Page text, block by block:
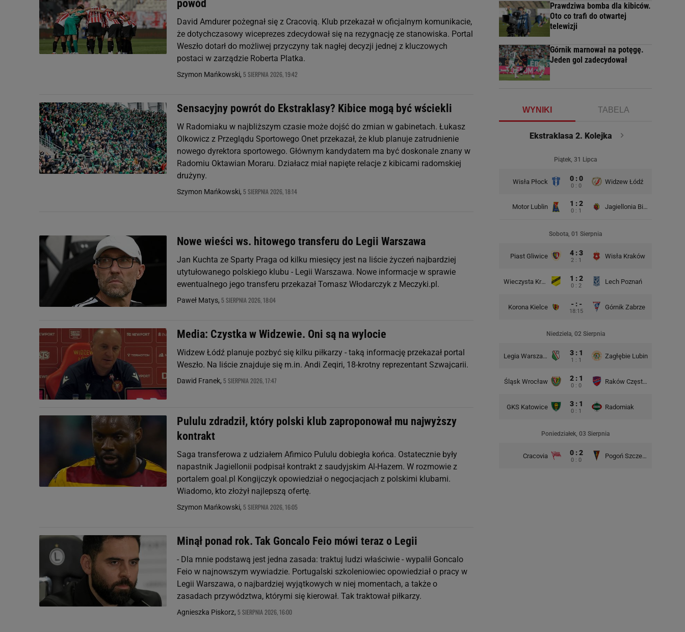
powód
David Amdurer pożegnał się z Cracovią. Klub przekazał w oficjalnym komunikacie,
że dotychczasowy wiceprezes zdecydował się na rezygnację ze stanowiska. Portal
Weszło dotarł do możliwej przyczyny tak nagłej decyzji jednej z kluczowych
postaci w zarządzie Roberta Platka.
Szymon Mańkowski, 5 SIERPNIA 2026, 19:42
Sensacyjny powrót do Ekstraklasy? Kibice mogą być wściekli
W Radomiaku w najbliższym czasie może dojść do zmian w gabinetach. Łukasz
Olkowicz z Przeglądu Sportowego Onet przekazał, że klub planuje zatrudnienie
nowego dyrektora sportowego. Głównym kandydatem ma być doskonale znany w
Radomiu Oktawian Moraru. Działacz miał napięte relacje z kibicami radomskiej
drużyny.
Szymon Mańkowski, 5 SIERPNIA 2026, 18:14
Nowe wieści ws. hitowego transferu do Legii Warszawa
Jan Kuchta ze Sparty Praga od kilku miesięcy jest na liście życzeń najbardziej
utytułowanego polskiego klubu - Legii Warszawa. Nowe informacje w sprawie
ewentualnego jego transferu przekazał Tomasz Włodarczyk z Meczyki.pl.
Paweł Matys, 5 SIERPNIA 2026, 18:04
Media: Czystka w Widzewie. Oni są na wylocie
Widzew Łódź planuje pozbyć się kilku piłkarzy - taką informację przekazał portal
Weszło. Na liście znajduje się m.in. Andi Zeqiri, 18-krotny reprezentant Szwajcarii.
Dawid Franek, 5 SIERPNIA 2026, 17:47
Pululu zdradził, który polski klub zaproponował mu najwyższy
kontrakt
Saga transferowa z udziałem Afimico Pululu dobiegła końca. Ostatecznie były
napastnik Jagiellonii podpisał kontrakt z saudyjskim Al-Hazem. W rozmowie z
portalem goal.pl Kongijczyk opowiedział o negocjacjach z polskimi klubami.
Wiadomo, kto złożył najlepszą ofertę.
Szymon Mańkowski, 5 SIERPNIA 2026, 16:05
Minął ponad rok. Tak Goncalo Feio mówi teraz o Legii
- Dla mnie podstawą jest jedna zasada: traktuj ludzi właściwie - wypalił Goncalo
Feio w najnowszym wywiadzie. Portugalski szkoleniowiec opowiedział o pracy w
Legii Warszawa, o najbardziej wyjątkowych w niej momentach, a także o
zasadach przywództwa, którymi się kierował. Tak traktował piłkarzy.
Agnieszka Piskorz, 5 SIERPNIA 2026, 16:00
Prawdziwa bomba dla kibiców.
Oto co trafi do otwartej
telewizji
Górnik marnował na potęgę.
Jeden gol zadecydował
WYNIKI TABELA
Ekstraklasa 2. Kolejka
Piątek, 31 Lipca
Wisła Płock 0 : 0
0 : 0
Widzew Łódź
Motor Lublin 1 : 2
0 : 1
Jagiellonia Białystok
Sobota, 01 Sierpnia
Piast Gliwice 4 : 3
2 : 1
Wisła Kraków
Wieczysta Kraków 1 : 2
0 : 2
Lech Poznań
Korona Kielce - : -
18:15
Górnik Zabrze
Niedziela, 02 Sierpnia
Legia Warszawa 3 : 1
1 : 1
Zagłębie Lubin
Śląsk Wrocław 2 : 1
0 : 0
Raków Częstochowa
GKS Katowice 3 : 1
0 : 1
Radomiak
Poniedziałek, 03 Sierpnia
Cracovia 0 : 2
0 : 0
Pogoń Szczecin